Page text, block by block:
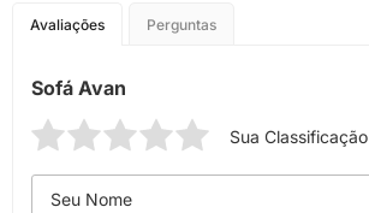
Avaliações Perguntas
Sofá Avan
Sua Classificação